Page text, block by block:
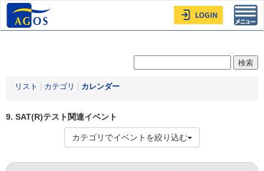
リスト カテゴリ カレンダー
9. SAT(R)テスト関連イベント
カテゴリでイベントを絞り込む